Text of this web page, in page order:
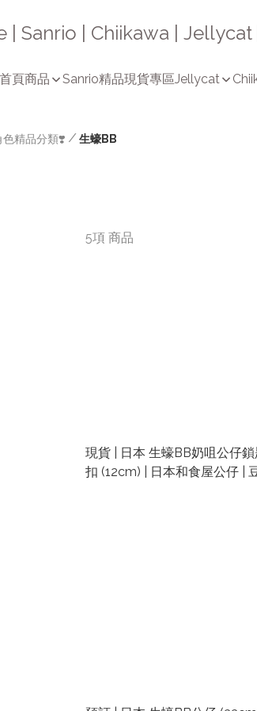
| Sanrio | Chiikawa |
頁商品 Sanrio精品現貨專區Jellycat
色精品分類❣️ / 生蠔BB
5項 商品
現貨 | 日本 生蠔BB奶咀公仔鎖
扣 (12cm) | 日本和食屋公仔 |